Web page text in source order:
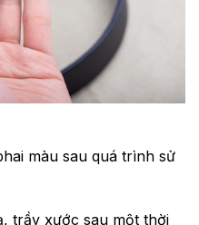
màu sau quá trình sử
trầy xước sau một thời